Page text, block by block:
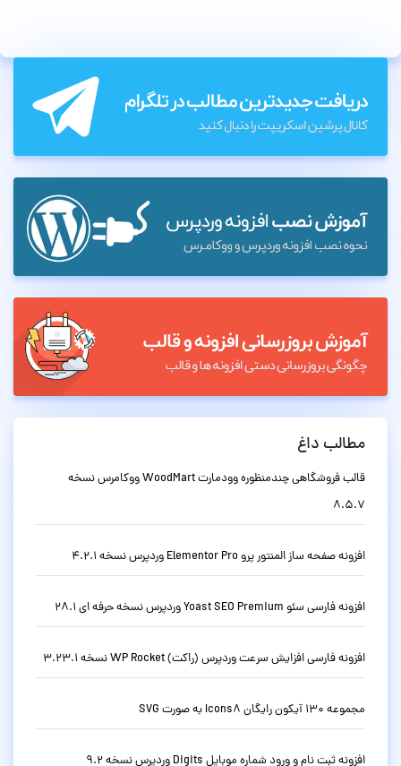
مطالب داغ
قالب فروشگاهی چندمنظوره وودمارت WoodMart ووکامرس نسخه
8.5.7
افزونه صفحه ساز المنتور پرو Elementor Pro وردپرس نسخه 4.2.1
افزونه فارسی سئو Yoast SEO Premium وردپرس نسخه حرفه ای 28.1
افزونه فارسی افزایش سرعت وردپرس (راکت) WP Rocket نسخه 3.23.1
مجموعه 130 آیکون رایگان Icons8 به صورت SVG
افزونه ثبت نام و ورود شماره موبایل Digits وردپرس نسخه 9.2